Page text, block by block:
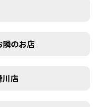
隣のお店
川店